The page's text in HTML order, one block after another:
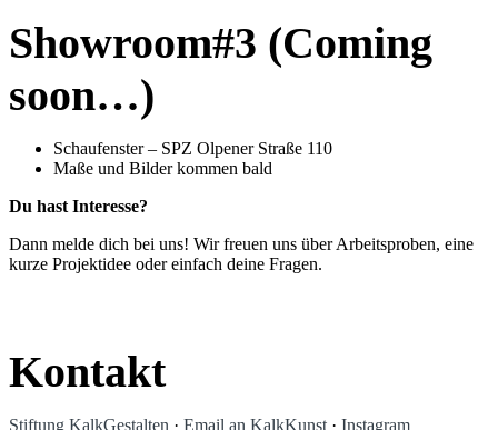
Showroom#3 (Coming
soon…)
Schaufenster – SPZ Olpener Straße 110
Maße und Bilder kommen bald
Du hast Interesse?
Dann melde dich bei uns! Wir freuen uns über Arbeitsproben, eine
kurze Projektidee oder einfach deine Fragen.
Kontakt
Stiftung KalkGestalten · Email an KalkKunst · Instagram